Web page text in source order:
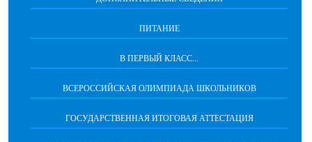
ПИТАНИЕ
В ПЕРВЫЙ КЛАСС...
ВСЕРОССИЙСКАЯ ОЛИМПИАДА ШКОЛЬНИКОВ
ГОСУДАРСТВЕННАЯ ИТОГОВАЯ АТТЕСТАЦИЯ